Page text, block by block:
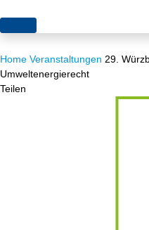
Themen
Akzeptanz
Europa
Projekte
Publikationen
Home Veranstaltungen 29.
Umweltenergierecht
Teilen